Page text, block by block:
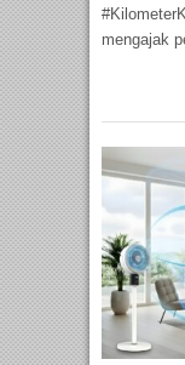
mengajak